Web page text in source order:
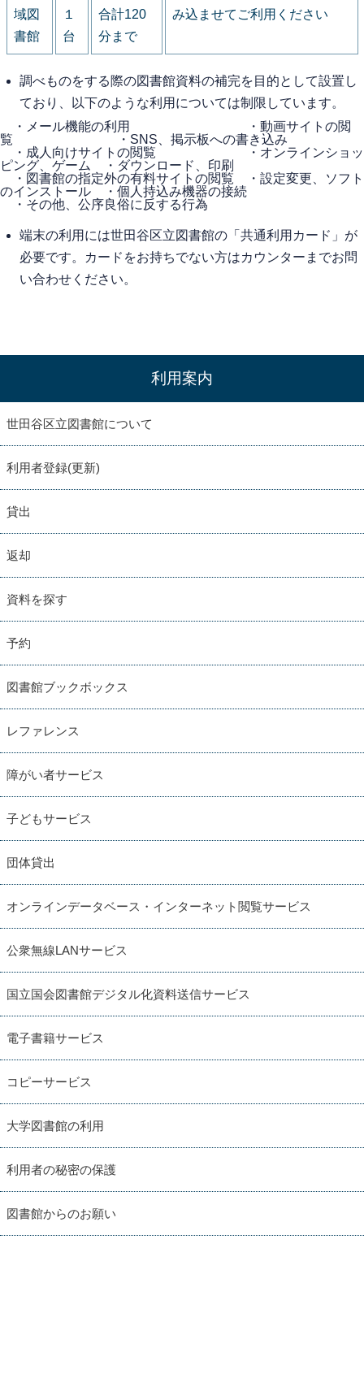
域図
書館
１
台
合計120
分まで
み込ませてご利用ください
調べものをする際の図書館資料の補完を目的として設置し
ており、以下のような利用については制限しています。
・メール機能の利用 ・動画サイトの閲
覧 ・SNS、掲示板への書き込み
・成人向けサイトの閲覧 ・オンラインショッ
ピング、ゲーム ・ダウンロード、印刷
・図書館の指定外の有料サイトの閲覧 ・設定変更、ソフト
のインストール ・個人持込み機器の接続
・その他、公序良俗に反する行為
端末の利用には世田谷区立図書館の「共通利用カード」が
必要です。カードをお持ちでない方はカウンターまでお問
い合わせください。
利用案内
世田谷区立図書館について
利用者登録(更新)
貸出
返却
資料を探す
予約
図書館ブックボックス
レファレンス
障がい者サービス
子どもサービス
団体貸出
オンラインデータベース・インターネット閲覧サービス
公衆無線LANサービス
国立国会図書館デジタル化資料送信サービス
電子書籍サービス
コピーサービス
大学図書館の利用
利用者の秘密の保護
図書館からのお願い